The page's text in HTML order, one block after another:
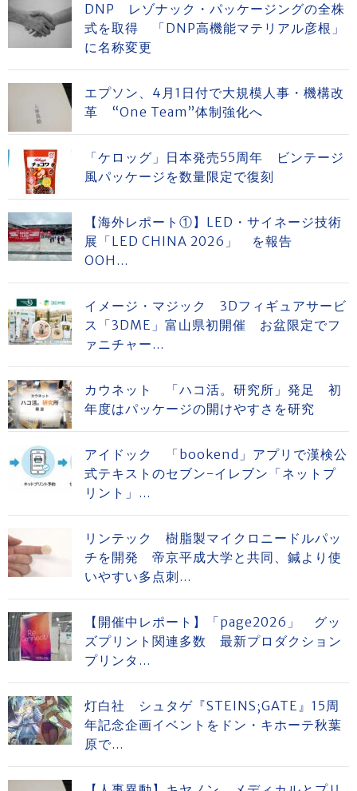
DNP レゾナック・パッケージングの全株
式を取得 「DNP高機能マテリアル彦根」
に名称変更
エプソン、4月1日付で大規模人事・機構改
革 “One Team”体制強化へ
「ケロッグ」日本発売55周年 ビンテージ
風パッケージを数量限定で復刻
【海外レポート①】LED・サイネージ技術
展「LED CHINA 2026」 を報告
OOH...
イメージ・マジック 3Dフィギュアサービ
ス「3DME」富山県初開催 お盆限定でフ
ァニチャー...
カウネット 「ハコ活。研究所」発足 初
年度はパッケージの開けやすさを研究
アイドック 「bookend」アプリで漢検公
式テキストのセブン-イレブン「ネットプ
リント」...
リンテック 樹脂製マイクロニードルパッ
チを開発 帝京平成大学と共同、鍼より使
いやすい多点刺...
【開催中レポート】「page2026」 グッ
ズプリント関連多数 最新プロダクション
プリンタ...
灯白社 シュタゲ『STEINS;GATE』15周
年記念企画イベントをドン・キホーテ秋葉
原で...